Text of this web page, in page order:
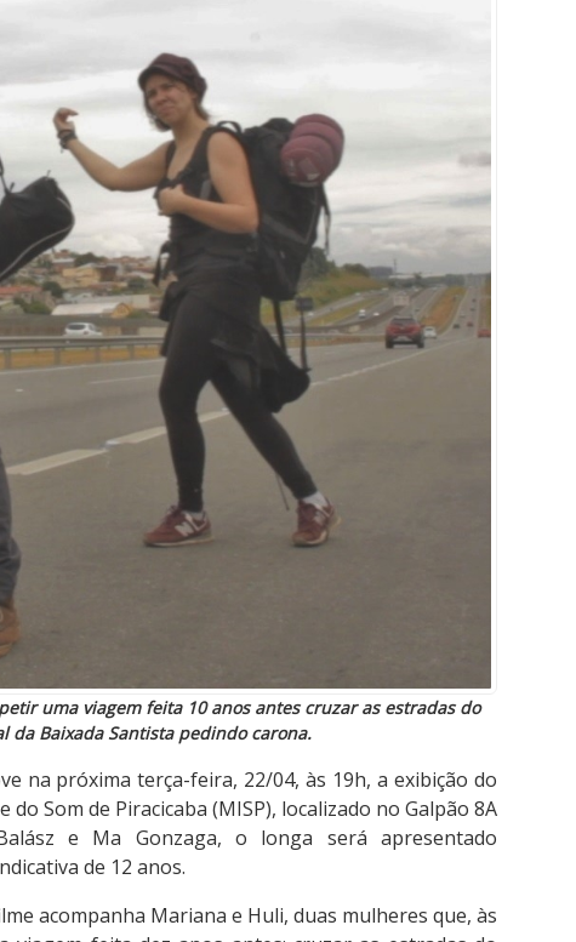
uma viagem feita 10 anos antes cruzar as estradas do
Baixada Santista pedindo carona.
na próxima terça-feira, 22/04, às 19h, a exibição do
do Som de Piracicaba (MISP), localizado no Galpão 8A
e Ma Gonzaga, o longa será apresentado
de 12 anos.
acompanha Mariana e Huli, duas mulheres que, às